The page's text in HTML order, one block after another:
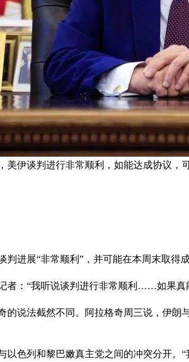
美伊谈判进行非常顺利，如能达成协议，
进展“非常顺利”，并可能在本周末取得成
者：“我听说谈判进行非常顺利……如果
的说法截然不同。阿拉格奇周三说，伊朗
以色列和黎巴嫩真主党之间的冲突分开